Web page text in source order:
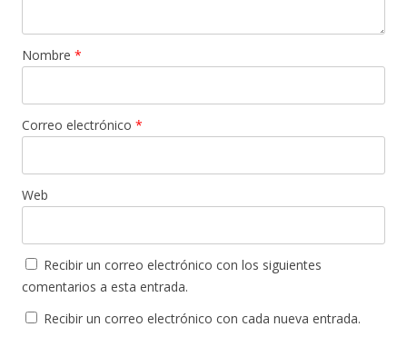
Nombre *
Correo electrónico *
Web
Recibir un correo electrónico con los siguientes
comentarios a esta entrada.
Recibir un correo electrónico con cada nueva entrada.